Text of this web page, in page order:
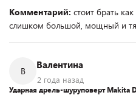
Комментарий: стоит брать
слишком большой, мощный и
В
Валентина
2 года назад
Ударная дрель-шуруповерт Makita